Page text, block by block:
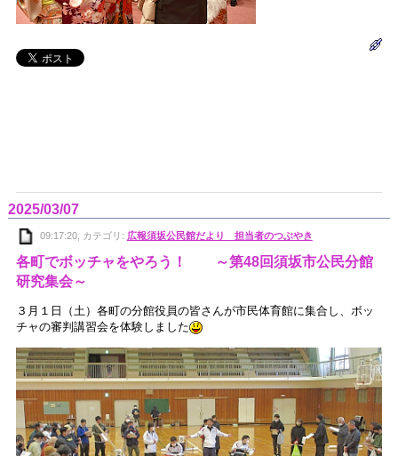
2025/03/07
09:17:20, カテゴリ: 広報須坂公民館だより 担当者のつぶやき
各町でボッチャをやろう！ ～第48回須坂市公民分館
研究集会～
３月１日（土）各町の分館役員の皆さんが市民体育館に集合し、ボッ
チャの審判講習会を体験しました